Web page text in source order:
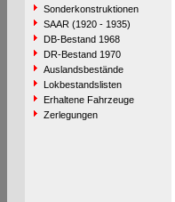
Sonderkonstruktionen
SAAR (1920 - 1935)
DB-Bestand 1968
DR-Bestand 1970
Auslandsbestände
Lokbestandslisten
Erhaltene Fahrzeuge
Zerlegungen